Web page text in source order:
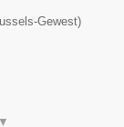
Gewest)
▼